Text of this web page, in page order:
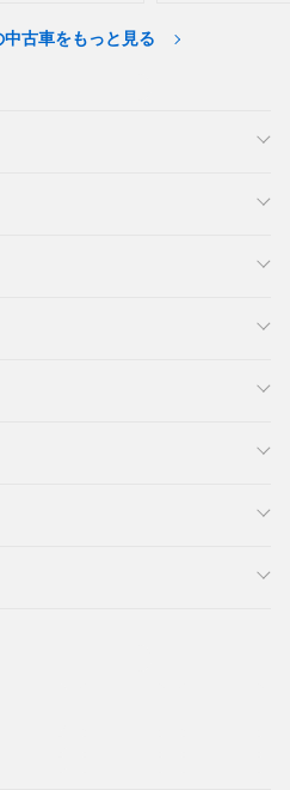
古車をもっと見る